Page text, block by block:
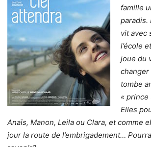
famille
paradis.
vit avec
l’école
joue du
changer
tombe
« prince
Elles
Anaïs, Manon, Leila ou Clara, et comme
jour la route de l’embrigadement…